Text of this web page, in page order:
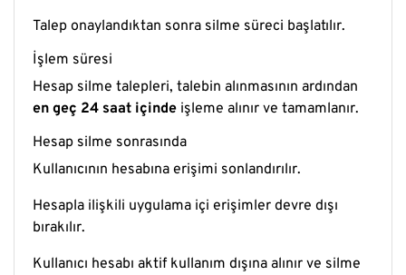
Talep onaylandıktan sonra silme süreci başlatılır.
İşlem süresi
Hesap silme talepleri, talebin alınmasının ardından
en geç 24 saat içinde işleme alınır ve tamamlanır.
Hesap silme sonrasında
Kullanıcının hesabına erişimi sonlandırılır.
Hesapla ilişkili uygulama içi erişimler devre dışı
bırakılır.
Kullanıcı hesabı aktif kullanım dışına alınır ve silme